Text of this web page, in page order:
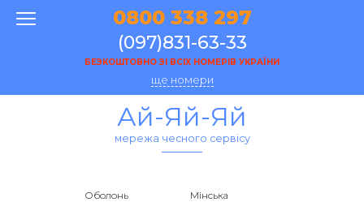
0800 338 297
(097)831-63-33
БЕЗКОШТОВНО ЗІ ВСІХ НОМЕРІВ УКРАЇНИ
ще номери
Ай-Яй-Яй
мережа чесного сервісу
Оболонь
Мінська